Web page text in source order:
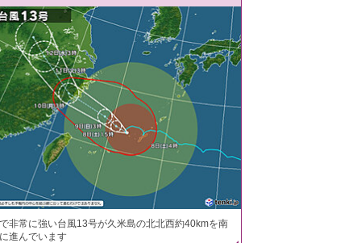
非常に強い台風13号が久米島の北北西約40kmを南
進んでいます